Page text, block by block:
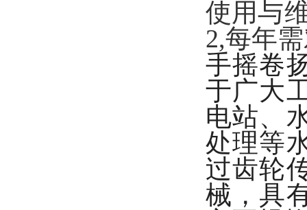
使用与
2,每年
手摇卷
于广大
电站、
处理等
过齿轮
械，具